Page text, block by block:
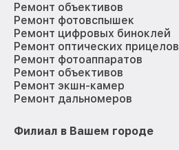
Ремонт объективов
Ремонт фотовспышек
Ремонт цифровых биноклей
Ремонт оптических прицелов
Ремонт фотоаппаратов
Ремонт объективов
Ремонт экшн-камер
Ремонт дальномеров
Филиал в Вашем городе